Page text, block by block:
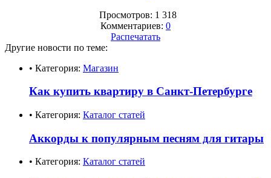
Просмотров: 1 318
Комментариев: 0
Распечатать
Другие новости по теме:
• Категория: Магазин
Как купить квартиру в Санкт-Петербурге
• Категория: Каталог статей
Аккорды к популярным песням для гитары
• Категория: Каталог статей